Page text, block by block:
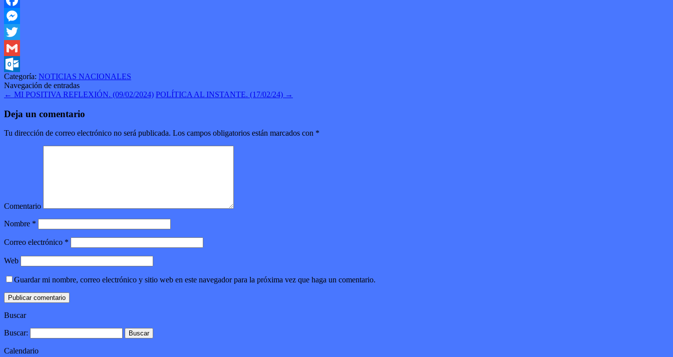
Facebook
Messenger
Twitter
Gmail
Outlook.com
Categoría: NOTICIAS NACIONALES
Navegación de entradas
← MI POSITIVA REFLEXIÓN. (09/02/2024) POLÍTICA AL INSTANTE. (17/02/24) →
Deja un comentario
Tu dirección de correo electrónico no será publicada. Los campos obligatorios están marcados con *
Comentario
Nombre *
Correo electrónico *
Web
Guardar mi nombre, correo electrónico y sitio web en este navegador para la próxima vez que haga un comentario.
Buscar
Buscar:
Calendario